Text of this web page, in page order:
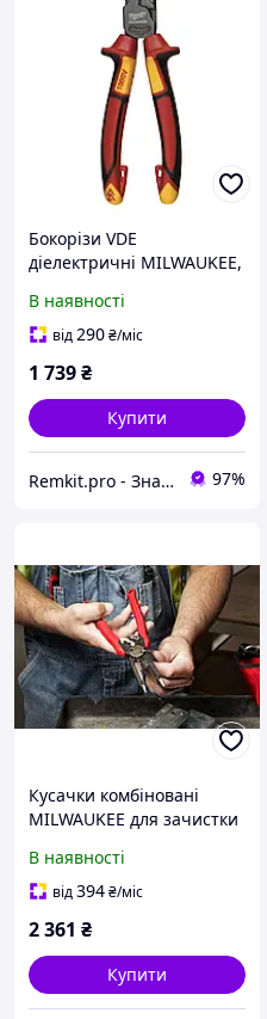
Бокорізи VDE
діелектричні MILWAUKEE,
В наявності
від290₴/міс
1 739₴
Купити
Remkit.pro - Знайдемо все, що вам потрібне! 97%
Кусачки комбіновані
MILWAUKEE для зачистки
MILWAUKEE ACC
4932478554
В наявності
від394₴/міс
2 361 ₴
Купити